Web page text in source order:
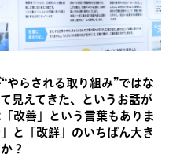
らされる取り組み”ではな
見えてきた、というお話が
改善」という言葉もありま
と「改鮮」のいちばん大き
？